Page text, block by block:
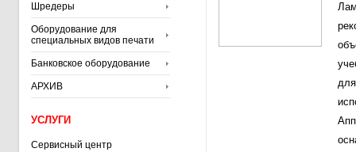
Шредеры
Оборудование для
специальных видов печати
Банковское оборудование
АРХИВ
УСЛУГИ
Сервисный центр